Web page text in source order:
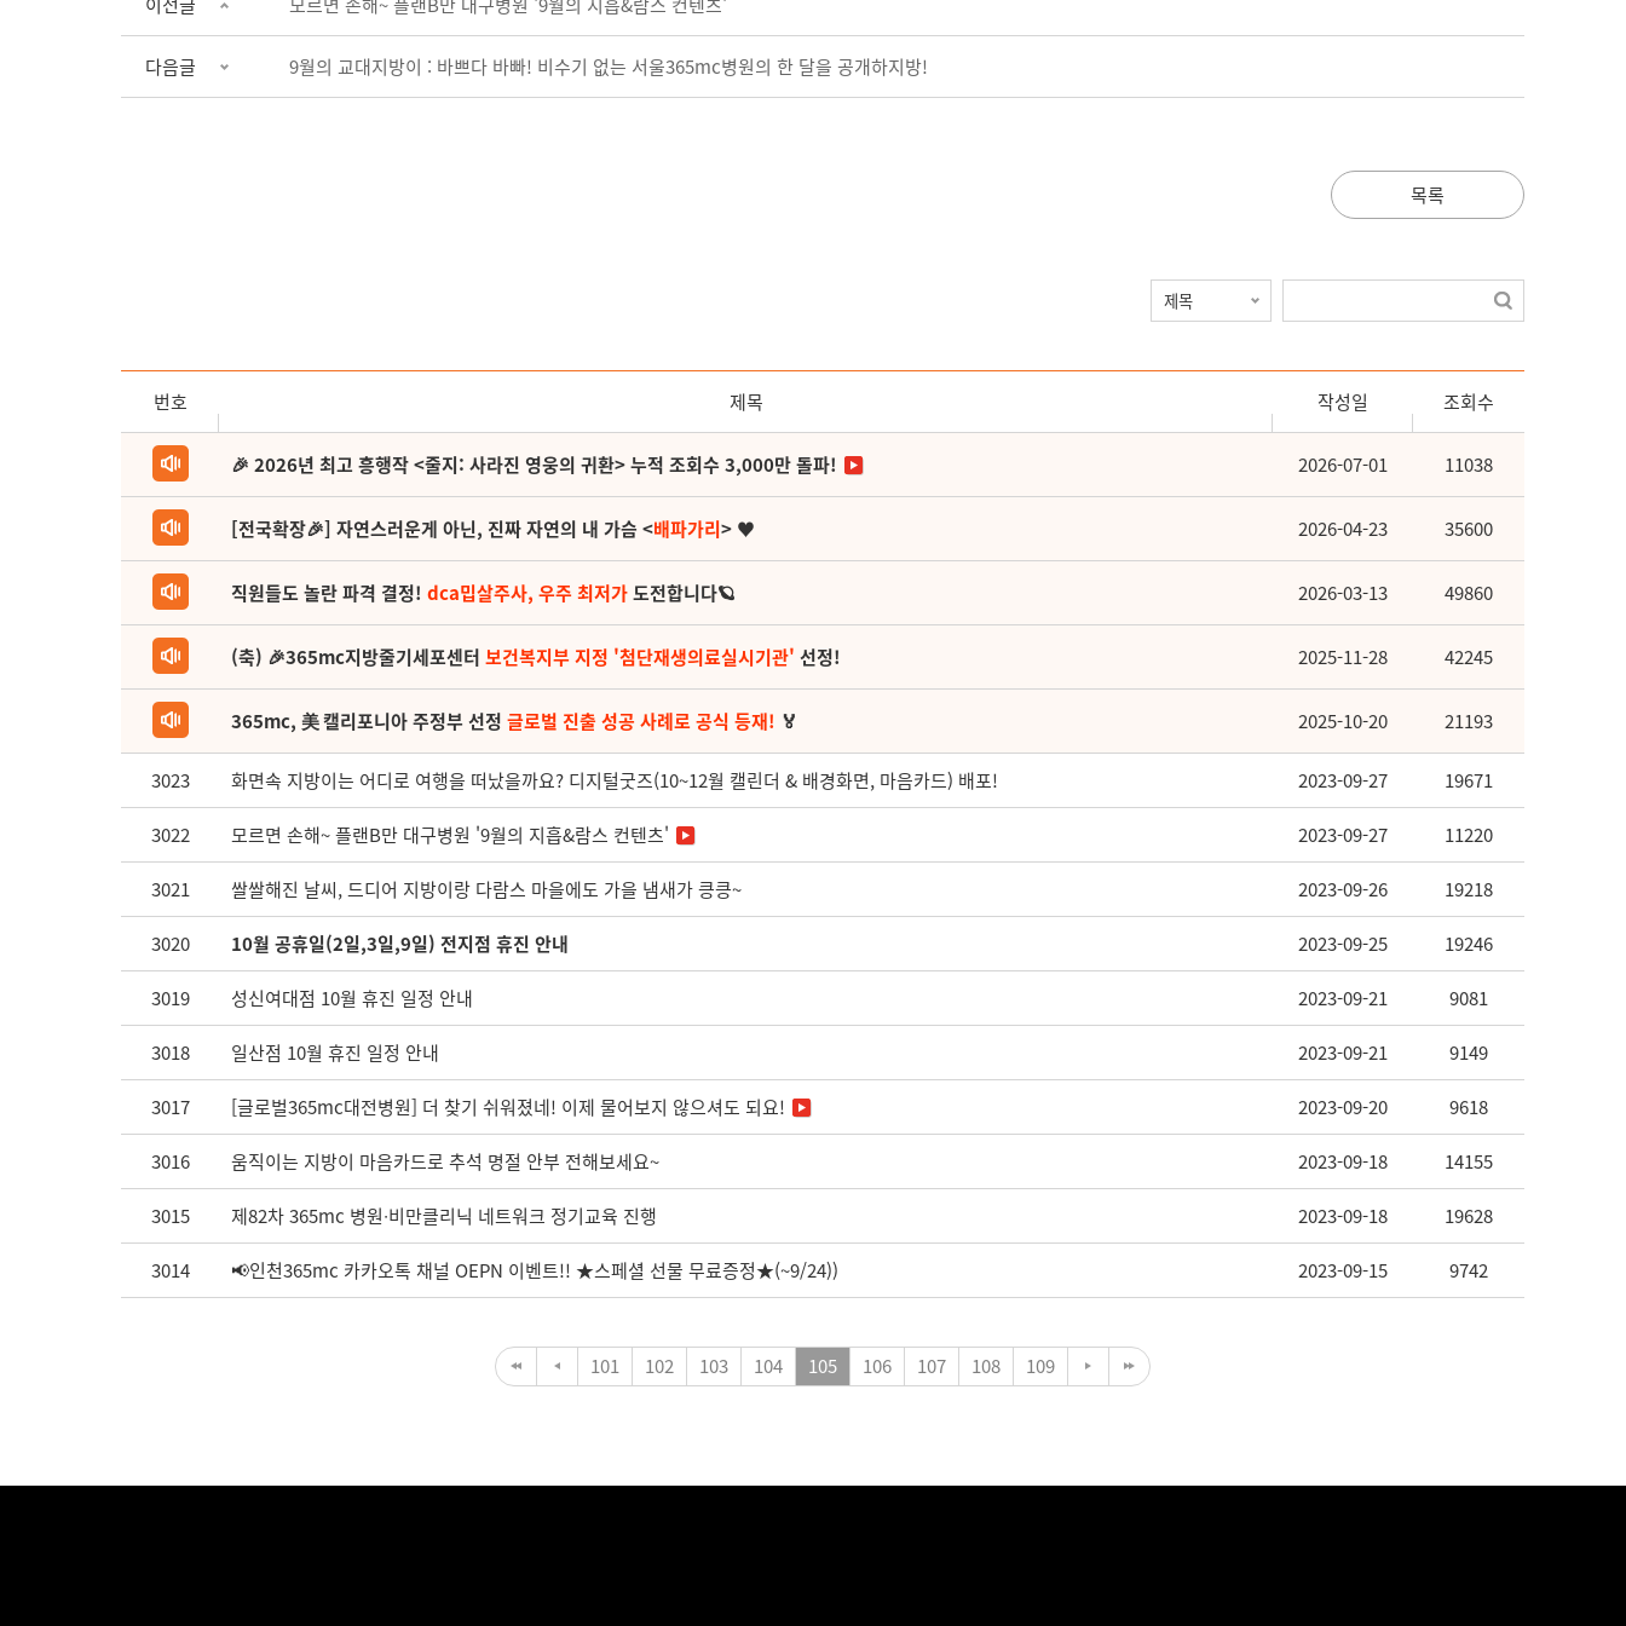
다음글 9월의 교대지방이 : 바쁘다 바빠! 비수기 없는 서울365mc병원의 한 달을 공개하지방!
목록
번호 제목 작성일 조회수
🎉 2026년 최고 흥행작 <줄지: 사라진 영웅의 귀환> 누적 조회수 3,000만 돌파! 2026-07-01 11038
[전국확장🎉] 자연스러운게 아닌, 진짜 자연의 내 가슴 <배파가리> ♥ 2026-04-23 35600
직원들도 놀란 파격 결정! dca밉살주사, 우주 최저가도전합니다🪐 2026-03-13 49860
(축) 🎉365mc지방줄기세포센터 보건복지부 지정 '첨단재생의료실시기관' 선정! 2025-11-28 42245
365mc, 美 캘리포니아 주정부 선정 글로벌 진출 성공 사례로 공식 등재! 🏅 2025-10-20 21193
3023 화면속 지방이는 어디로 여행을 떠났을까요? 디지털굿즈(10~12월 캘린더 & 배경화면, 마음카드) 배포! 2023-09-27 19671
3022 모르면 손해~ 플랜B만 대구병원 '9월의 지흡&람스 컨텐츠' 2023-09-27 11220
3021 쌀쌀해진 날씨, 드디어 지방이랑 다람스 마을에도 가을 냄새가 킁킁~ 2023-09-26 19218
3020 10월 공휴일(2일,3일,9일) 전지점 휴진 안내 2023-09-25 19246
3019 성신여대점 10월 휴진 일정 안내 2023-09-21 9081
3018 일산점 10월 휴진 일정 안내 2023-09-21 9149
3017 [글로벌365mc대전병원] 더 찾기 쉬워졌네! 이제 물어보지 않으셔도 되요! 2023-09-20 9618
3016 움직이는 지방이 마음카드로 추석 명절 안부 전해보세요~ 2023-09-18 14155
3015 제82차 365mc 병원∙비만클리닉 네트워크 정기교육 진행 2023-09-18 19628
3014 📢인천365mc 카카오톡 채널 OEPN 이벤트!! ★스페셜 선물 무료증정★(~9/24)) 2023-09-15 9742
101 102 103 104 105 106 107 108 109